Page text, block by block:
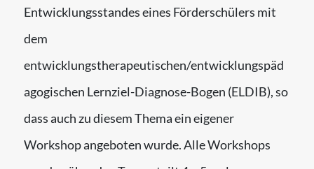
Entwicklungsstandes eines Förderschülers mit
dem
entwicklungstherapeutischen/entwicklungspäd
agogischen Lernziel-Diagnose-Bogen (ELDIB), so
dass auch zu diesem Thema ein eigener
Workshop angeboten wurde. Alle Workshops